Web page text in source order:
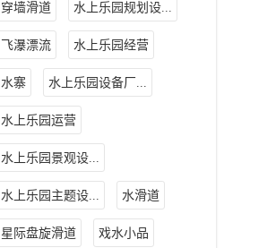
穿墙滑道 水上乐园规划设...
飞瀑漂流 水上乐园经营
水寨 水上乐园设备厂...
水上乐园运营
水上乐园景观设...
水上乐园主题设... 水滑道
星际盘旋滑道 戏水小品